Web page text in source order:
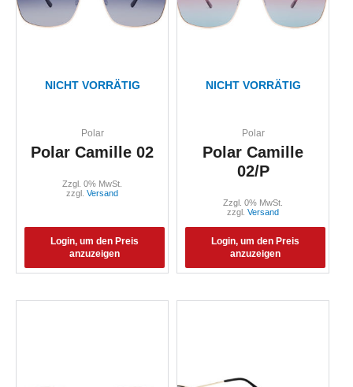
NICHT VORRÄTIG
Polar
Polar Camille 02
Login, um den Preis
anzuzeigen
Zzgl. 0% MwSt.
zzgl. Versand
NICHT VORRÄTIG
Polar
Polar Camille
02/P
Login, um den Preis
anzuzeigen
Zzgl. 0% MwSt.
zzgl. Versand